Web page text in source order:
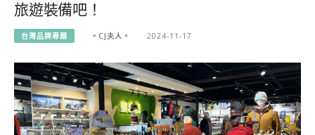
旅遊裝備吧！
台灣品牌專題 。CJ夫人。 2024-11-17